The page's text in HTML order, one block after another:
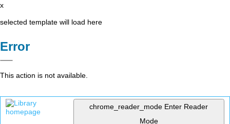
x
selected template will load here
Error
This action is not available.
chrome_reader_mode Enter Reader
Mode